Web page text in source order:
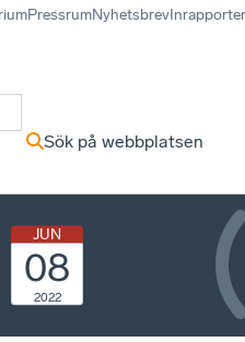
PressrumNyhetsbrev
Sök på webbplatsen
JUN
08
2022